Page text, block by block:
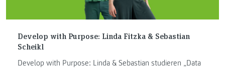
Develop with Purpose: Linda Fitzka & Sebastian
Scheikl
Develop with Purpose: Linda & Sebastian studieren „Data